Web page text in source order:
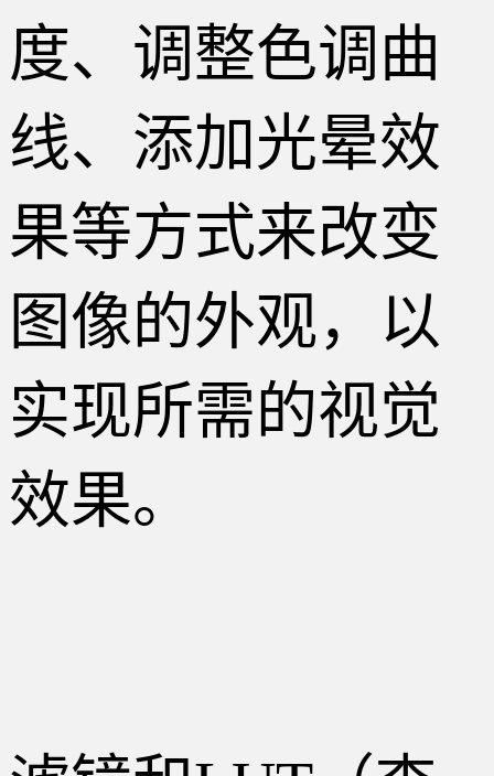
度、调整色调曲
线、添加光晕效
果等方式来改变
图像的外观，以
实现所需的视觉
效果。